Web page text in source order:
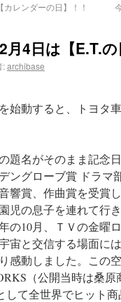
レンダーの日】！！
4日は【E.T.の
:archibase
始動すると、トヨタ
題名がそのまま記念
ングローブ賞 ドラ
響賞、作曲賞を受賞
児の息子を連れて行き
の10月、ＴＶの金曜
宙と交信する場面に
感動しました。この
（公開当時は桑
して全世界でヒット商